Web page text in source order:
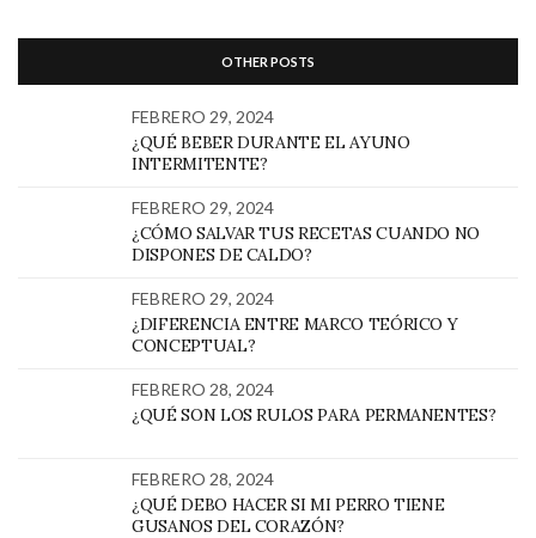
OTHER POSTS
FEBRERO 29, 2024
¿QUÉ BEBER DURANTE EL AYUNO
INTERMITENTE?
FEBRERO 29, 2024
¿CÓMO SALVAR TUS RECETAS CUANDO NO
DISPONES DE CALDO?
FEBRERO 29, 2024
¿DIFERENCIA ENTRE MARCO TEÓRICO Y
CONCEPTUAL?
FEBRERO 28, 2024
¿QUÉ SON LOS RULOS PARA PERMANENTES?
FEBRERO 28, 2024
¿QUÉ DEBO HACER SI MI PERRO TIENE
GUSANOS DEL CORAZÓN?